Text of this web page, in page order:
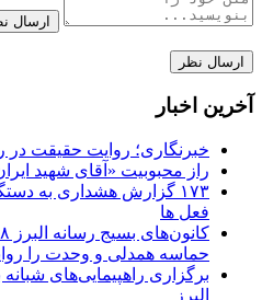
ارسال
آخرین اخبار
خبرنگاری؛ روایت حقیقت
راز محبوبیت «آقای شهید
۱۷۳ گزارش هشداری به
فعل ها
حماسه همدلی و وحدت را
برگزاری راهپیمایی‌های
البرز